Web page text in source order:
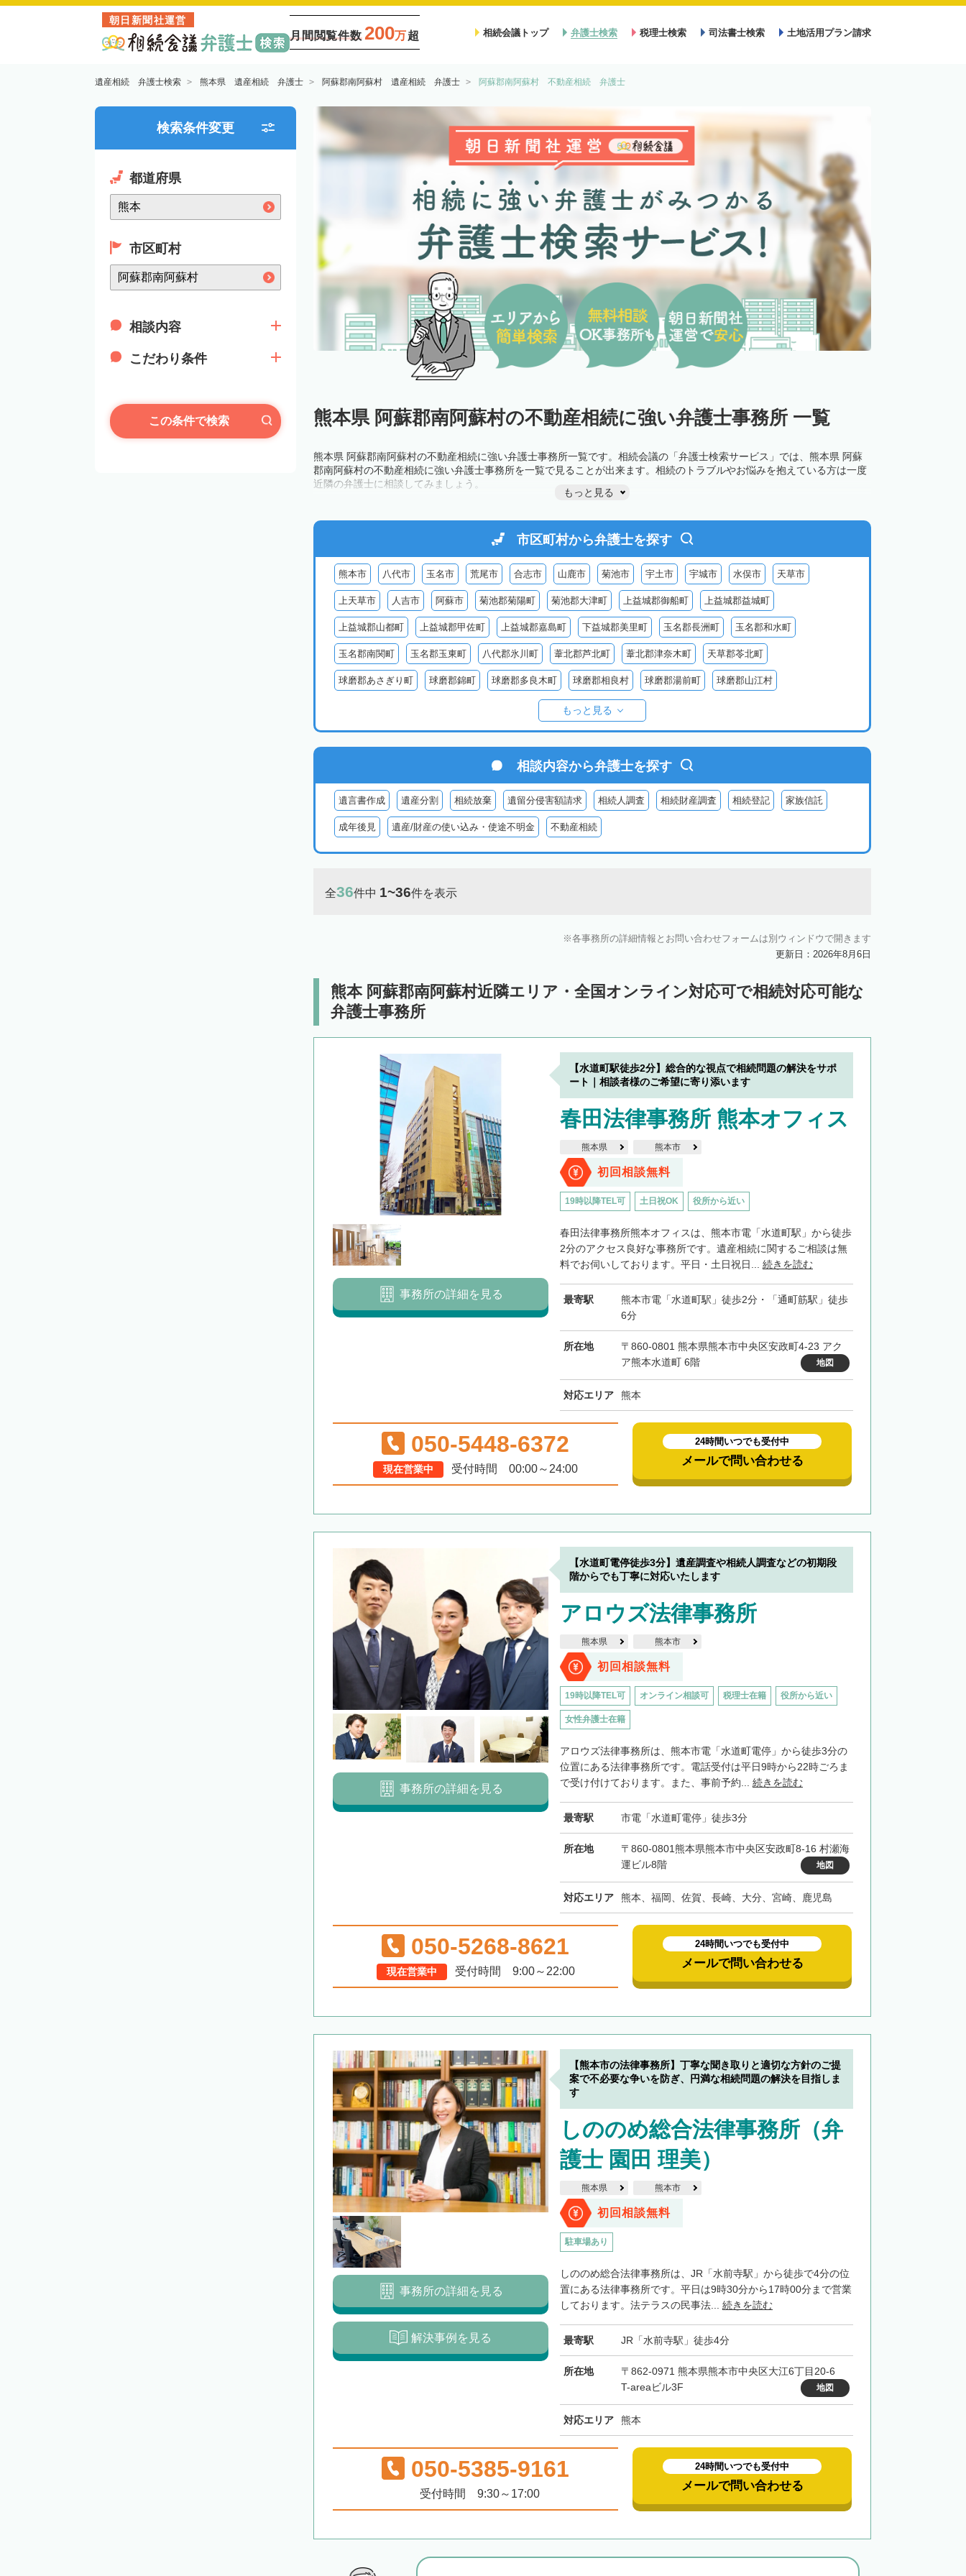
朝日新聞社運営
月間閲覧件数 200万超 相続会議トップ 弁護士検索 税理士検索 司法書士検索 土地活用プラン請求
遺産相続 弁護士検索 熊本県 遺産相続 弁護士 阿蘇郡南阿蘇村 遺産相続 弁護士 阿蘇郡南阿蘇村 不動産相続 弁護士
検索条件変更
都道府県
市区町村
相談内容
こだわり条件
この条件で検索 熊本県 阿蘇郡南阿蘇村の不動産相続に強い弁護士事務所 一覧
熊本県 阿蘇郡南阿蘇村の不動産相続に強い弁護士事務所一覧です。相続会議の「弁護士検索サービス」では、熊本県 阿蘇
郡南阿蘇村の不動産相続に強い弁護士事務所を一覧で見ることが出来ます。相続のトラブルやお悩みを抱えている方は一度
近隣の弁護士に相談してみましょう。
もっと見る
市区町村から弁護士を探す
熊本市 八代市 玉名市 荒尾市 合志市 山鹿市 菊池市 宇土市 宇城市 水俣市 天草市
上天草市 人吉市 阿蘇市 菊池郡菊陽町 菊池郡大津町 上益城郡御船町 上益城郡益城町
上益城郡山都町 上益城郡甲佐町 上益城郡嘉島町 下益城郡美里町 玉名郡長洲町 玉名郡和水町
玉名郡南関町 玉名郡玉東町 八代郡氷川町 葦北郡芦北町 葦北郡津奈木町 天草郡苓北町
球磨郡あさぎり町 球磨郡錦町 球磨郡多良木町 球磨郡相良村 球磨郡湯前町 球磨郡山江村
阿蘇郡南阿蘇村
阿蘇郡南小国町 阿蘇郡産山村
もっと見る
相談内容から弁護士を探す
遺言書作成 遺産分割 相続放棄 遺留分侵害額請求 相続人調査 相続財産調査 相続登記 家族信託
成年後見 遺産/財産の使い込み・使途不明金 不動産相続
全36件中 1~36件を表示
各事務所の詳細情報とお問い合わせフォームは別ウィンドウで開きます
更新日：2026年8月6日
熊本 阿蘇郡南阿蘇村近隣エリア・全国オンライン対応可で相続対応可能な
弁護士事務所
【水道町駅徒歩2分】総合的な視点で相続問題の解決をサポ
ート｜相談者様のご希望に寄り添います
春田法律事務所 熊本オフィス
熊本県 熊本市
初回相談無料
19時以降TEL可 土日祝OK 役所から近い
春田法律事務所熊本オフィスは、熊本市電「水道町駅」から徒歩
2分のアクセス良好な事務所です。遺産相続に関するご相談は無
料でお伺いしております。平日・土日祝日... 続きを読む
最寄駅
熊本市電「水道町駅」徒歩2分・「通町筋駅」徒歩
6分
所在地
〒860-0801 熊本県熊本市中央区安政町4-23 アク
ア熊本水道町 6階
地図
対応エリア 熊本
事務所の詳細を見る
050-5448-6372
現在営業中 受付時間 00:00～24:00
24時間いつでも受付中
メールで問い合わせる
【水道町電停徒歩3分】遺産調査や相続人調査などの初期段
階からでも丁寧に対応いたします
アロウズ法律事務所
熊本県 熊本市
初回相談無料
19時以降TEL可 オンライン相談可 税理士在籍 役所から近い
女性弁護士在籍
アロウズ法律事務所は、熊本市電「水道町電停」から徒歩3分の
位置にある法律事務所です。電話受付は平日9時から22時ごろま
で受け付けております。また、事前予約... 続きを読む
最寄駅 市電「水道町電停」徒歩3分
所在地
〒860-0801熊本県熊本市中央区安政町8-16 村瀬海
運ビル8階
地図
対応エリア 熊本、福岡、佐賀、長崎、大分、宮崎、鹿児島
事務所の詳細を見る
050-5268-8621
現在営業中 受付時間 9:00～22:00
24時間いつでも受付中
メールで問い合わせる
【熊本市の法律事務所】丁寧な聞き取りと適切な方針のご提
案で不必要な争いを防ぎ、円満な相続問題の解決を目指しま
す
しののめ総合法律事務所（弁
護士 園田 理美）
熊本県 熊本市
初回相談無料
駐車場あり
しののめ総合法律事務所は、JR「水前寺駅」から徒歩で4分の位
置にある法律事務所です。平日は9時30分から17時00分まで営業
しております。法テラスの民事法... 続きを読む
最寄駅 JR「水前寺駅」徒歩4分
所在地
〒862-0971 熊本県熊本市中央区大江6丁目20‐6
T-areaビル3F
地図
対応エリア 熊本
事務所の詳細を見る
解決事例を見る
050-5385-9161
受付時間 9:30～17:00
24時間いつでも受付中
メールで問い合わせる